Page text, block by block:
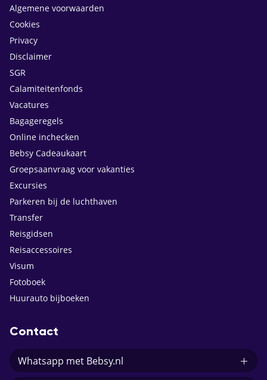
Algemene voorwaarden
Cookies
Privacy
Disclaimer
SGR
Calamiteitenfonds
Vacatures
Bagageregels
Online inchecken
Bebsy Cadeaukaart
Groepsaanvraag voor vakanties
Excursies
Parkeren bij de luchthaven
Transfer
Reisgidsen
Reisaccessoires
Visum
Fotoboek
Huurauto bijboeken
Contact
Whatsapp met Bebsy.nl